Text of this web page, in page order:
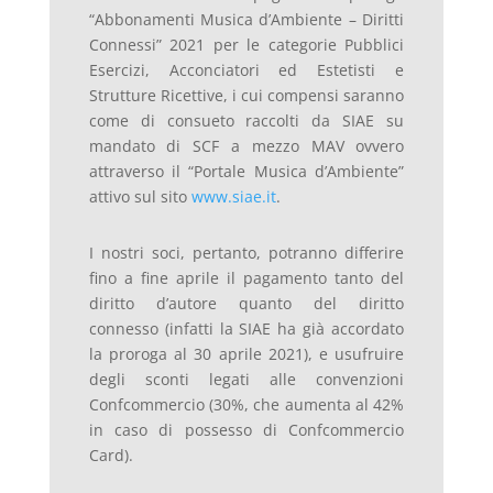
“Abbonamenti Musica d’Ambiente – Diritti
Connessi” 2021 per le categorie Pubblici
Esercizi, Acconciatori ed Estetisti e
Strutture Ricettive, i cui compensi saranno
come di consueto raccolti da SIAE su
mandato di SCF a mezzo MAV ovvero
attraverso il “Portale Musica d’Ambiente”
attivo sul sito www.siae.it.
I nostri soci, pertanto, potranno differire
fino a fine aprile il pagamento tanto del
diritto d’autore quanto del diritto
connesso (infatti la SIAE ha già accordato
la proroga al 30 aprile 2021), e usufruire
degli sconti legati alle convenzioni
Confcommercio (30%, che aumenta al 42%
in caso di possesso di Confcommercio
Card).